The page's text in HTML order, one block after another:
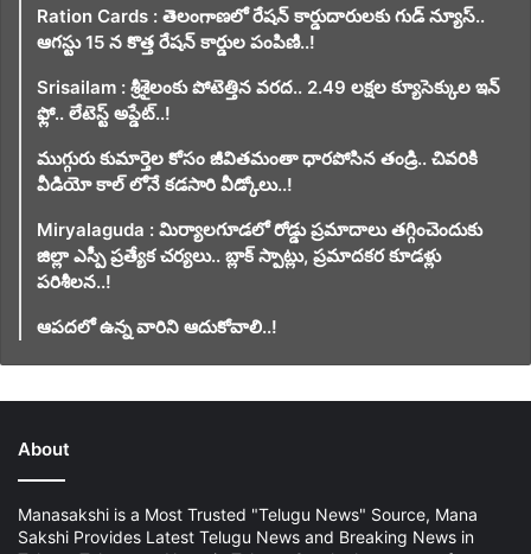
Ration Cards : తెలంగాణలో రేషన్ కార్డుదారులకు గుడ్ న్యూస్..
ఆగస్టు 15 న కొత్త రేషన్ కార్డుల పంపిణి..!
Srisailam : శ్రీశైలంకు పోటెత్తిన వరద.. 2.49 లక్షల క్యూసెక్కుల ఇన్
ఫ్లో.. లేటెస్ట్ అప్డేట్..!
ముగ్గురు కుమార్తెల కోసం జీవితమంతా ధారపోసిన తండ్రి.. చివరికి
వీడియో కాల్ లోనే కడసారి వీడ్కోలు..!
Miryalaguda : మిర్యాలగూడలో రోడ్డు ప్రమాదాలు తగ్గించెందుకు
జిల్లా ఎస్పీ ప్రత్యేక చర్యలు.. బ్లాక్ స్పాట్లు, ప్రమాదకర కూడళ్లు
పరిశీలన..!
ఆపదలో ఉన్న వారిని ఆదుకోవాలి..!
About
Manasakshi is a Most Trusted "Telugu News" Source, Mana
Sakshi Provides Latest Telugu News and Breaking News in